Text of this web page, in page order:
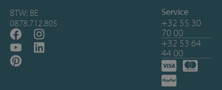
BTW: BE
0878.712.805
Service
+32 55 30
70 00
+32 53 64
44 00